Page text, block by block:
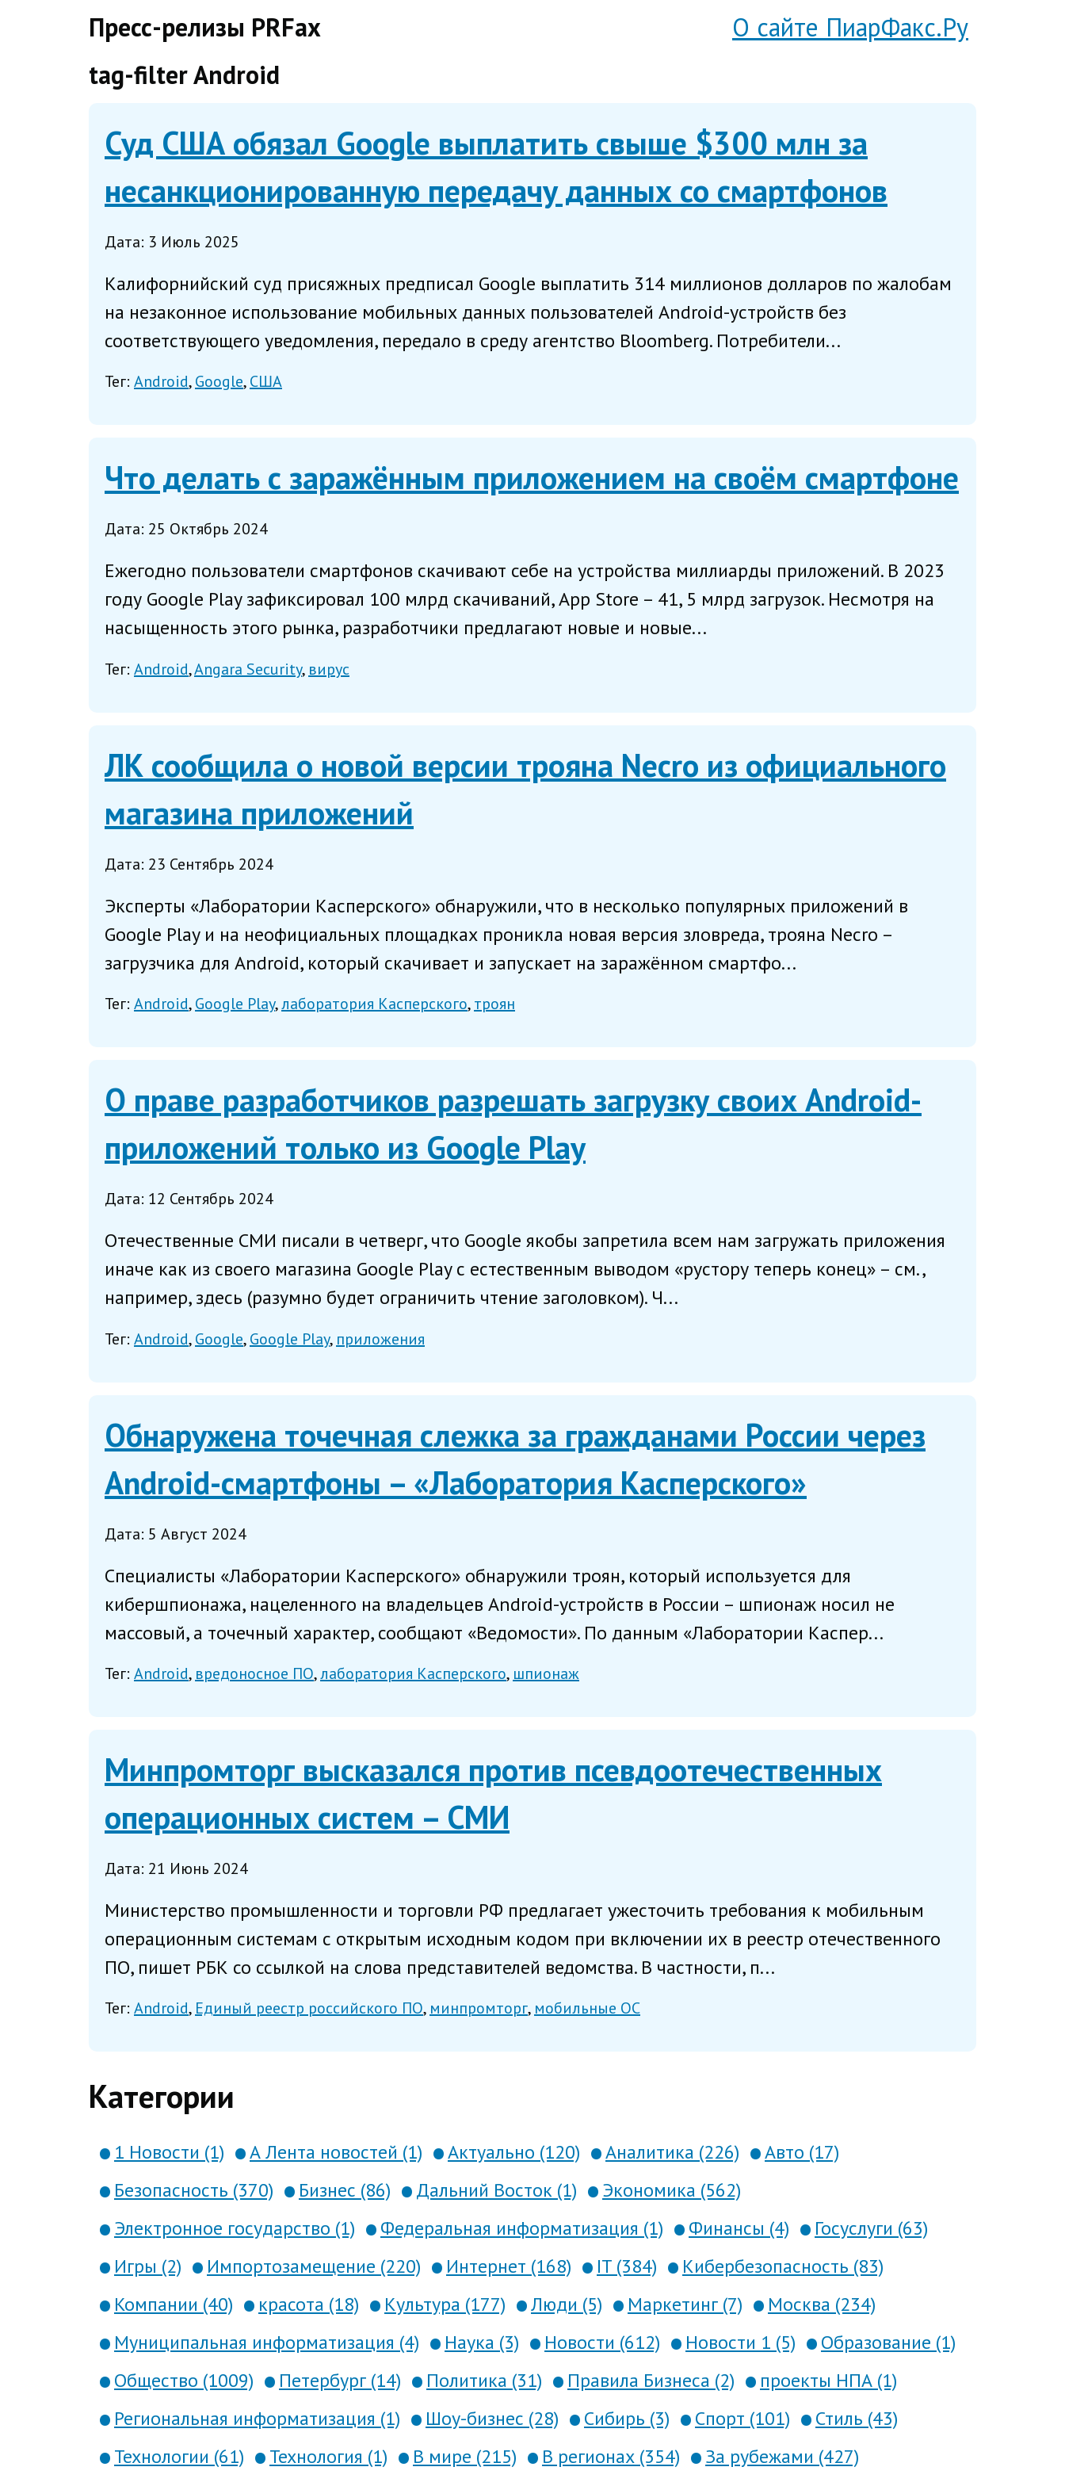
Пресс-релизы PRFax
О сайте ПиарФакс.Ру
tag-filter Android
Суд США обязал Google выплатить свыше $300 млн за
несанкционированную передачу данных со смартфонов
Дата: 3 Июль 2025
Калифорнийский суд присяжных предписал Google выплатить 314 миллионов долларов по жалобам
на незаконное использование мобильных данных пользователей Android-устройств без
соответствующего уведомления, передало в среду агентство Bloomberg. Потребители...
Тег: Android Google США
Что делать с заражённым приложением на своём смартфоне
Дата: 25 Октябрь 2024
Ежегодно пользователи смартфонов скачивают себе на устройства миллиарды приложений. В 2023
году Google Play зафиксировал 100 млрд скачиваний, App Store – 41, 5 млрд загрузок. Несмотря на
насыщенность этого рынка, разработчики предлагают новые и новые...
Тег: Android Angara Security вирус
ЛК сообщила о новой версии трояна Necro из официального
магазина приложений
Дата: 23 Сентябрь 2024
Эксперты «Лаборатории Касперского» обнаружили, что в несколько популярных приложений в
Google Play и на неофициальных площадках проникла новая версия зловреда, трояна Necro –
загрузчика для Android, который скачивает и запускает на заражённом смартфо...
Тег: Android Google Play лаборатория Касперского троян
О праве разработчиков разрешать загрузку своих Android-
приложений только из Google Play
Дата: 12 Сентябрь 2024
Отечественные СМИ писали в четверг, что Google якобы запретила всем нам загружать приложения
иначе как из своего магазина Google Play с естественным выводом «рустору теперь конец» – см.,
например, здесь (разумно будет ограничить чтение заголовком). Ч...
Тег: Android Google Google Play приложения
Обнаружена точечная слежка за гражданами России через
Android-смартфоны – «Лаборатория Касперского»
Дата: 5 Август 2024
Специалисты «Лаборатории Касперского» обнаружили троян, который используется для
кибершпионажа, нацеленного на владельцев Android-устройств в России – шпионаж носил не
массовый, а точечный характер, сообщают «Ведомости». По данным «Лаборатории Каспер...
Тег: Android вредоносное ПО лаборатория Касперского шпионаж
Минпромторг высказался против псевдоотечественных
операционных систем – СМИ
Дата: 21 Июнь 2024
Министерство промышленности и торговли РФ предлагает ужесточить требования к мобильным
операционным системам с открытым исходным кодом при включении их в реестр отечественного
ПО, пишет РБК со ссылкой на слова представителей ведомства. В частности, п...
Тег: Android Единый реестр российского ПО минпромторг мобильные ОС
Категории
1 Новости (1) А Лента новостей (1) Актуально (120) Аналитика (226)
Авто (17)
Безопасность (370)
Бизнес (86) Дальний Восток (1)
Экономика (562)
Электронное государство (1)
Федеральная информатизация (1) Финансы (4)
Госуслуги (63)
Игры (2)
Импортозамещение (220) Интернет (168) IT (384)
Кибербезопасность (83)
Компании (40)
красота (18) Культура (177) Люди (5) Маркетинг (7)
Москва (234)
Муниципальная информатизация (4)
Наука (3) Новости (612) Новости 1 (5)
Образование (1)
Общество (1009)
Петербург (14) Политика (31) Правила Бизнеса (2)
проекты НПА (1)
Региональная информатизация (1)
Шоу-бизнес (28) Сибирь (3) Спорт (101)
Стиль (43)
Технологии (61)
Технология (1) В мире (215) В регионах (354)
За рубежами (427)